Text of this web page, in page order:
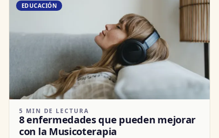
EDUCACIÓN
5 MIN DE LECTURA
8 enfermedades que pueden mejorar
con la Musicoterapia